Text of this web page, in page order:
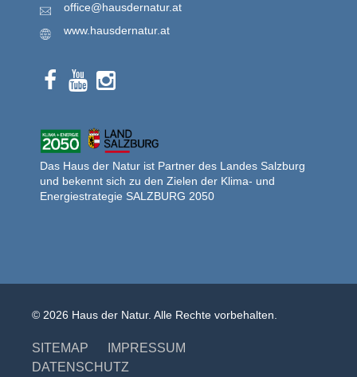
office@hausdernatur.at
www.hausdernatur.at
Das Haus der Natur ist Partner des Landes Salzburg
und bekennt sich zu den Zielen der Klima- und
Energiestrategie SALZBURG 2050
© 2026 Haus der Natur. Alle Rechte vorbehalten.
SITEMAP
IMPRESSUM
DATENSCHUTZ